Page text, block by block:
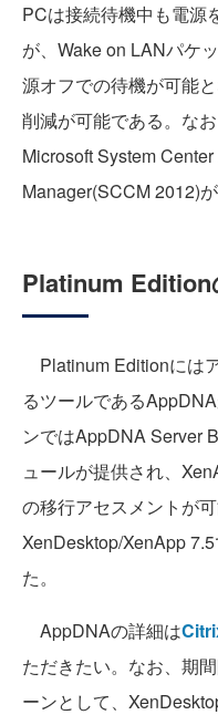
PCは接続待機中も電源
が、Wake on LANパケ
源オフでの待機が可能
削減が可能である。な
Microsoft System
Manager(SCCM 2012)が
Platinum Edition
Platinum Editionには
るツールである
ンではAppDNA Server
ュールが提供され、
の移行アセスメントが可
XenDesktop/XenApp
た。
AppDNAの詳細は
ただきたい。なお、期
ーンとして、